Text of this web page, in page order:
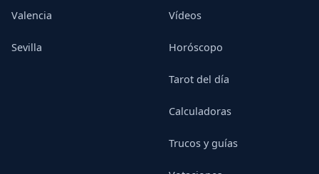
Valencia
Sevilla
Vídeos
Horóscopo
Tarot del día
Calculadoras
Trucos y guías